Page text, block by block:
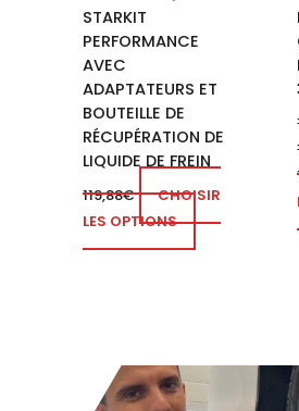
STARKIT
PERFORMANCE
AVEC
ADAPTATEURS ET
BOUTEILLE DE
RÉCUPÉRATION DE
LIQUIDE DE FREIN
119,88€
CHOISIR
LES OPTIONS